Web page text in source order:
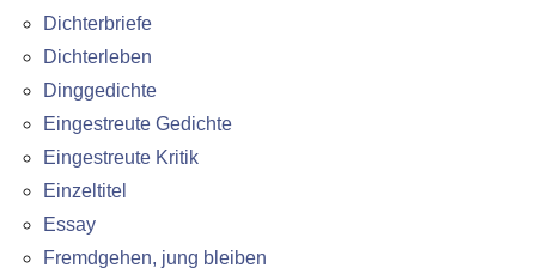
Dichterbriefe
Dichterleben
Dinggedichte
Eingestreute Gedichte
Eingestreute Kritik
Einzeltitel
Essay
Fremdgehen, jung bleiben